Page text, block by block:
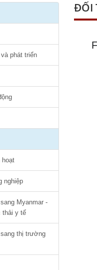
phát triển
nghiệp
Myanmar -
thải y tế
thị trường
ĐỐI